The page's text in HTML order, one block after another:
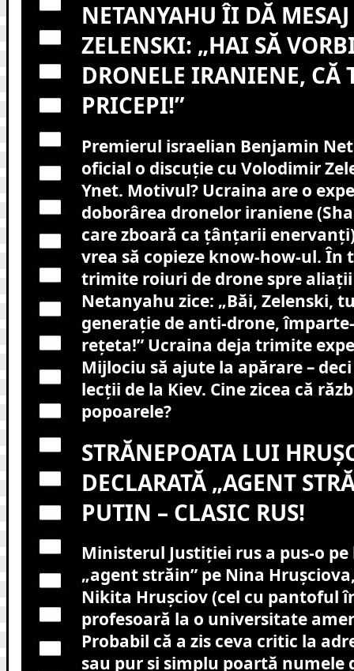
NETANYAHU ÎI DĂ
ZELENSKI: „HAI SĂ
DRONELE IRANIENE, CĂ
PRICEPI!”
Premierul israelian Benjamin
oficial o discuție cu Volodimir
Ynet. Motivul? Ucraina are o
doborârea dronelor iraniene
care zboară ca țânțarii
vrea să copieze know-how-ul. În
trimite roiuri de drone spre aliații
Netanyahu zice: „Băi, Zelenski,
generație de anti-drone,
rețeta!” Ucraina deja trimite
Mijlociu să ajute la apărare –
lecții de la Kiev. Cine zicea că
popoarele?
STRĂNEPOATA LUI
DECLARATĂ „AGENT
PUTIN – CLASIC RUS!
Ministerul Justiției rus a pus-o
„agent străin” pe Nina
Nikita Hrușciov (cel cu pantoful
profesoară la o universitate
Probabil că a zis ceva critic la
sau pur și simplu poartă numele